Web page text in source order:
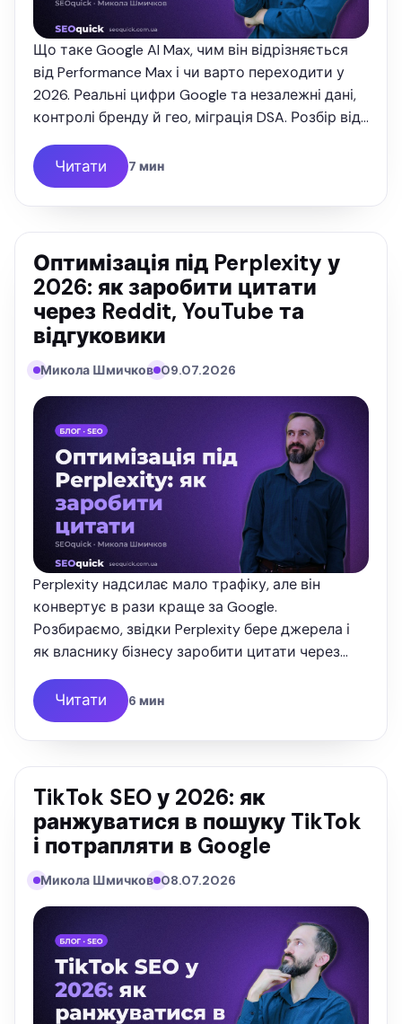
Що таке Google AI Max, чим він відрізняється
від Performance Max і чи варто переходити у
2026. Реальні цифри Google та незалежні дані,
контролі бренду й гео, міграція DSA. Розбір від
SEOquick.
Читати 7 мин
Оптимізація під Perplexity у
2026: як заробити цитати
через Reddit, YouTube та
відгуковики
Микола Шмичков 09.07.2026
Perplexity надсилає мало трафіку, але він
конвертує в рази краще за Google.
Розбираємо, звідки Perplexity бере джерела і
як власнику бізнесу заробити цитати через
Читати 6 мин
TikTok SEO у 2026: як
ранжуватися в пошуку TikTok
і потрапляти в Google
Микола Шмичков 08.07.2026